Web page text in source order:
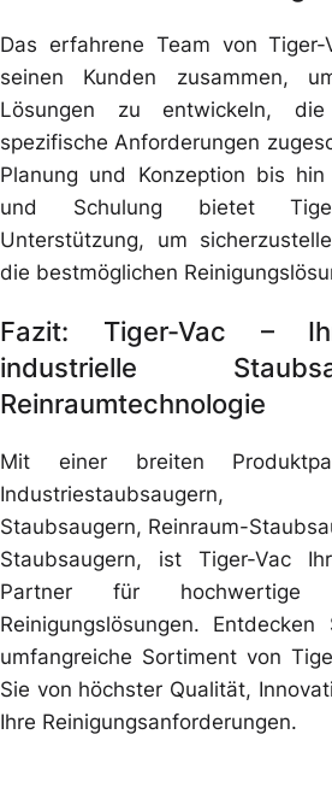
Das erfahrene Team von
seinen Kunden zusammen,
Lösungen zu entwickeln,
spezifische Anforderungen
Planung und Konzeption bis hin
und Schulung bietet
Unterstützung, um
die bestmöglichen
Fazit: Tiger-Vac –
industrielle
Reinraumtechnologie
Mit einer breiten
Industriestaubsaugern,
Staubsaugern, Reinraum-
Staubsaugern, ist Tiger-Vac
Partner für hochwertige
Reinigungslösungen.
umfangreiche Sortiment von
Sie von höchster Qualität,
Ihre Reinigungsanforderungen.